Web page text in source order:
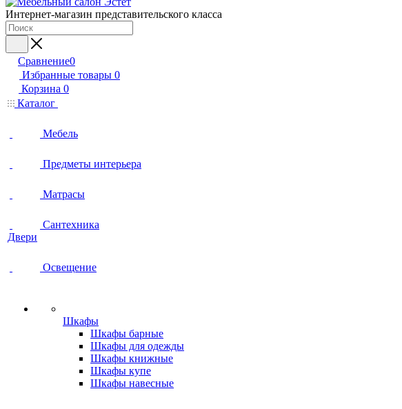
Интернет-магазин представительского класса
Сравнение0
Избранные товары 0
Корзина 0
Каталог
Мебель
Предметы интерьера
Матрасы
Сантехника
Двери
Освещение
Шкафы
Шкафы барные
Шкафы для одежды
Шкафы книжные
Шкафы купе
Шкафы навесные